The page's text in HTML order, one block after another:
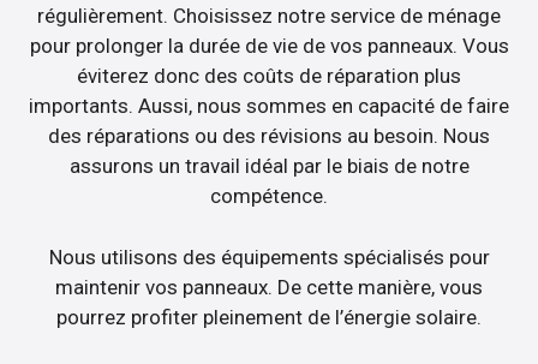
régulièrement. Choisissez notre service de ménage
pour prolonger la durée de vie de vos panneaux. Vous
éviterez donc des coûts de réparation plus
importants. Aussi, nous sommes en capacité de faire
des réparations ou des révisions au besoin. Nous
assurons un travail idéal par le biais de notre
compétence.
Nous utilisons des équipements spécialisés pour
maintenir vos panneaux. De cette manière, vous
pourrez profiter pleinement de l’énergie solaire.